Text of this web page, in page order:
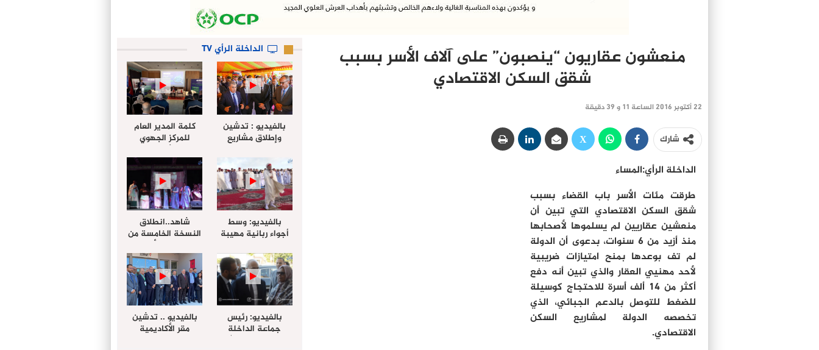
منعشون عقاريون “ينصبون” على آلاف الأسر بسبب
شقق السكن الاقتصادي
22 أكتوبر 2016 الساعة 11 و 39 دقيقة
شارك
الداخلة الرأي:المساء
طرقت مئات الأسر باب القضاء بسبب
شقق السكن الاقتصادي التي تبين أن
منعشين عقاريين لم يسلموها لأصحابها
منذ أزيد من 6 سنوات، بدعوى أن الدولة
لم تف بوعدها بمنح امتيازات ضريبية
لأحد مهنيي العقار والذي تبين أنه دفع
أكثر من 14 ألف أسرة للاحتجاج كوسيلة
للضغط للتوصل بالدعم الجبائي، الذي
تخصصه الدولة لمشاريع السكن
الاقتصادي.
الداخلة الرأي TV
بالفيديو : تدشين
وإطلاق مشاريع
لعيد العرش
كلمة المدير العام
للمركز الجهوي
للإستثمار خلال
أشغال لإجتماع
التقييمي للجنة
الجهوية الموحد
لإستثمار بجهة
الداخلة…
بالفيديو: وسط
أجواء ربانية مهيبة
علي خليل ” يؤدي
صلاة عيد الفطر مع
جموع المصلين
شاهد..انطلاق
النسخة الخامسة من
مهرجان “الأمداح
النبوية” المنظم من
طرف مجلس جهة
الداخلة وادي الذهب
بالفيديو: رئيس
جماعة الداخلة
الراغب حرمة الله
بالفيديو .. تدشين
مقر الأكاديمية